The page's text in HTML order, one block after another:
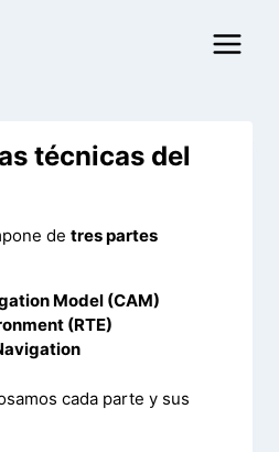
técnicas del
de tres partes
Model (CAM)
(RTE)
cada parte y sus